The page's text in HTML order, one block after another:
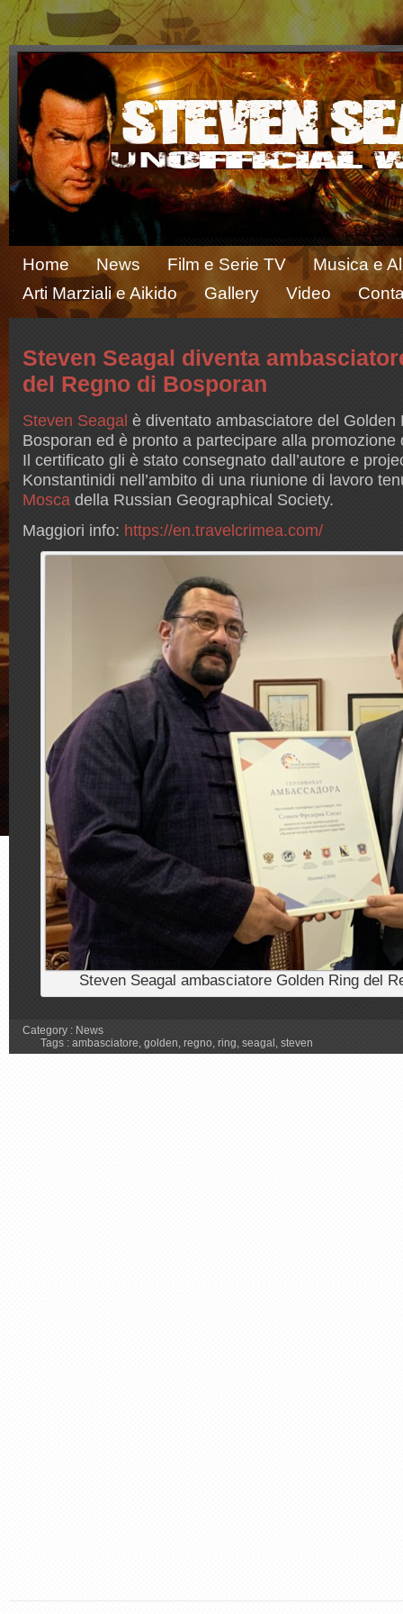
Home News Film e Serie TV
Musica e
Arti Marziali e Aikido
Gallery Video
Steven Seagal diventa
del Regno di Bosporan
Steven Seagal è diventato ambasciatore del Golden
Bosporan ed è pronto a partecipare alla promozione
Il certificato gli è stato consegnato dall’autore e
Konstantinidi nell’ambito di una riunione di lavoro
Mosca della Russian Geographical Society.
Maggiori info: https://en.travelcrimea.com/
Steven Seagal ambasciatore Golden Ring del
Category : News
Tags : ambasciatore, golden, regno, ring, seagal , steven